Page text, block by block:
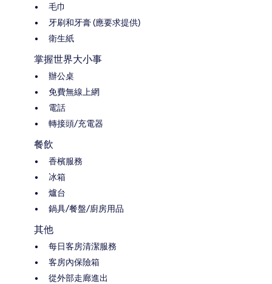
毛巾
牙刷和牙膏 (應要求提供)
衛生紙
掌握世界大小事
辦公桌
免費無線上網
電話
轉接頭/充電器
餐飲
香檳服務
冰箱
爐台
鍋具/餐盤/廚房用品
其他
每日客房清潔服務
客房內保險箱
從外部走廊進出